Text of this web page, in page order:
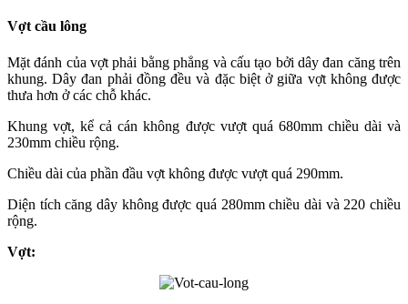
Vợt cầu lông
Mặt đánh của vợt phải bằng phẳng và cấu tạo bởi dây đan căng trên
khung. Dây đan phải đồng đều và đặc biệt ở giữa vợt không được
thưa hơn ở các chỗ khác.
Khung vợt, kể cả cán không được vượt quá 680mm chiều dài và
230mm chiều rộng.
Chiều dài của phần đầu vợt không được vượt quá 290mm.
Diện tích căng dây không được quá 280mm chiều dài và 220 chiều
rộng.
Vợt: